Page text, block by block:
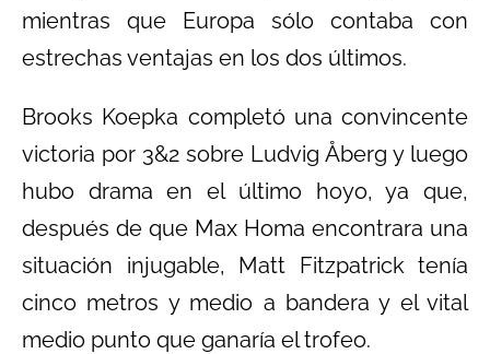
mientras que Europa sólo contaba con
estrechas ventajas en los dos últimos.
Brooks Koepka completó una convincente
victoria por 3&2 sobre Ludvig Åberg y luego
hubo drama en el último hoyo, ya que,
después de que Max Homa encontrara una
situación injugable, Matt Fitzpatrick tenía
cinco metros y medio a bandera y el vital
medio punto que ganaría el trofeo.